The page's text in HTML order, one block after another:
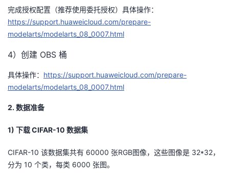
子
直
播
的
活
动
我
的
关
我
的
开
发
者
我
的
Programs
我
的
支
完成授权配置（推荐使用委托授权）具体操作：
https://support.huaweicloud.com/prepare-
modelarts/modelarts_08_0007.html
4）创建 OBS 桶
具体操作： https://support.huaweicloud.com/prepare-
modelarts/modelarts_08_0007.html
2. 数据准备
1) 下载 CIFAR-10 数据集
CIFAR-10 该数据集共有 60000 张RGB图像，这些图像是 32*32，
分为 10 个类，每类 6000 张图。